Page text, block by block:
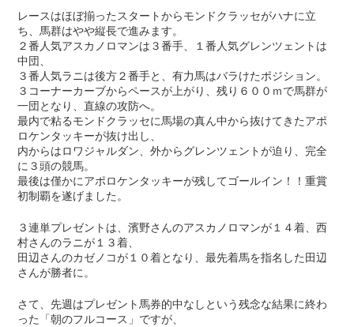
レースはほぼ揃ったスタートからモンドクラッセがハナに立
ち、馬群はやや縦長で進みます。
２番人気アスカノロマンは３番手、１番人気グレンツェントは
中団、
３番人気ラニは後方２番手と、有力馬はバラけたポジション。
３コーナーカーブからペースが上がり、残り６００ｍで馬群が
一団となり、直線の攻防へ。
最内で粘るモンドクラッセに馬場の真ん中から抜けてきたアポ
ロケンタッキーが抜け出し、
内からはロワジャルダン、外からグレンツェントが迫り、完全
に３頭の競馬。
最後は僅かにアポロケンタッキーが残してゴールイン！！重賞
初制覇を遂げました。
３連単プレゼントは、濱野さんのアスカノロマンが１４着、西
村さんのラニが１３着、
田辺さんのカゼノコが１０着となり、最先着馬を指名した田辺
さんが勝者に。
さて、先週はプレゼント馬券的中なしという残念な結果に終わ
った「朝のフルコース」ですが、